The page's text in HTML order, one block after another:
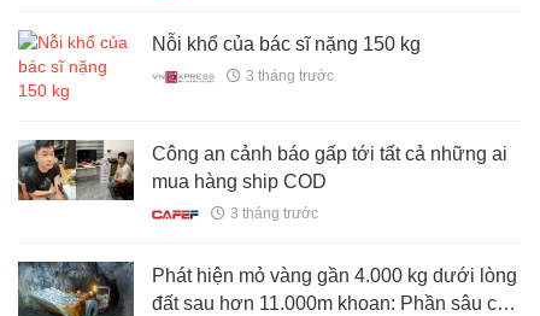
Nỗi khổ của bác sĩ nặng 150 kg
3 tháng trước
Công an cảnh báo gấp tới tất cả những ai
mua hàng ship COD
3 tháng trước
Phát hiện mỏ vàng gần 4.000 kg dưới lòng
đất sau hơn 11.000m khoan: Phần sâu còn